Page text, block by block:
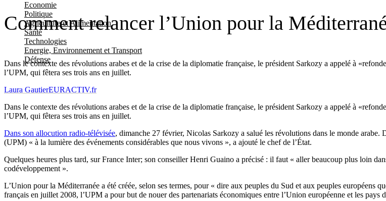
Economie
Politique
Agriculture et Alimentation
Santé
Technologies
Energie, Environnement et Transport
Défense
Comment relancer l’Union pour la
Dans le contexte des révolutions arabes et de la crise de la diplomatie française, le président Sarkozy a appelé à
l’UPM, qui fêtera ses trois ans en juillet.
Laura GautierEURACTIV.fr
Dans le contexte des révolutions arabes et de la crise de la diplomatie française, le président Sarkozy a appelé à
l’UPM, qui fêtera ses trois ans en juillet.
Dans son allocution radio-télévisée, dimanche 27 février, Nicolas Sarkozy a salué les révolutions dans le monde
(UPM) « à la lumière des événements considérables que nous vivons », a ajouté le chef de l’État.
Quelques heures plus tard, sur France Inter; son conseiller Henri Guaino a précisé : il faut « aller beaucoup plus loin
codéveloppement ».
L’Union pour la Méditerranée a été créée, selon ses termes, pour « dire aux peuples du Sud et aux peuples européens
français en juillet 2008, l’UPM a pour but de nouer des partenariats économiques entre l’Union européenne et les pays